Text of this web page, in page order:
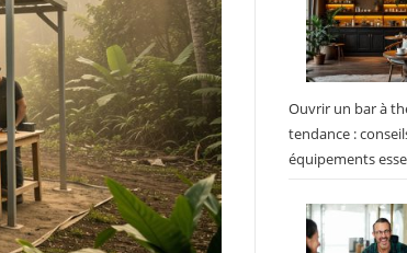
Ouvrir un bar à
tendance :
équipements